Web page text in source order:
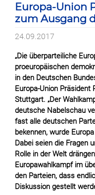
Europa-Union
zum Ausgang
24.09.2017
„Die überparteiliche
proeuropäischen
in den Deutschen
Europa-Union Präsident
Stuttgart. „Der
deutsche Nabelschau
fast alle deutschen
bekennen, wurde
Dabei seien die Fragen
Rolle in der Welt
Europawahlkampf im
den Parteien, dass
Diskussion gestellt